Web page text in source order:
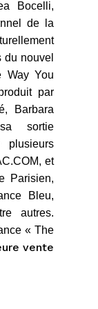
Bocelli,
de la
du nouvel
Way You
par
Barbara
sortie
et
Parisien,
Bleu,
autres.
« The
vente